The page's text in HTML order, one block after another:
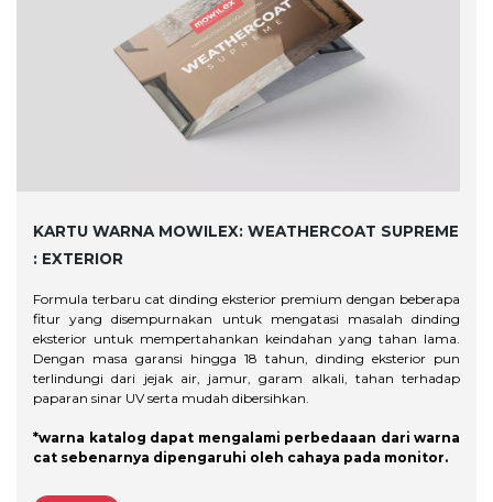
KARTU WARNA MOWILEX: WEATHERCOAT SUPREME
: EXTERIOR
Formula terbaru cat dinding eksterior premium dengan beberapa
fitur yang disempurnakan untuk mengatasi masalah dinding
eksterior untuk mempertahankan keindahan yang tahan lama.
Dengan masa garansi hingga 18 tahun, dinding eksterior pun
terlindungi dari jejak air, jamur, garam alkali, tahan terhadap
paparan sinar UV serta mudah dibersihkan.
*warna katalog dapat mengalami perbedaaan dari warna
cat sebenarnya dipengaruhi oleh cahaya pada monitor.